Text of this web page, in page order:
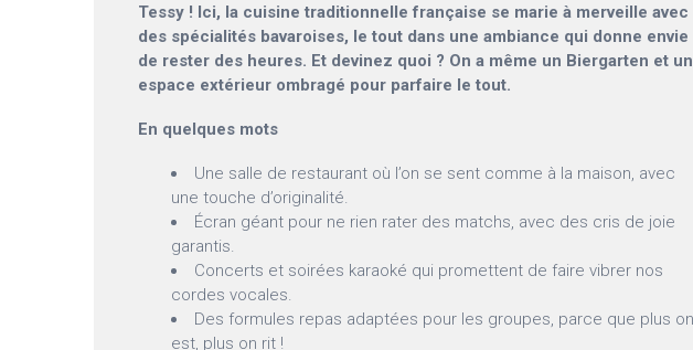
Tessy ! Ici, la cuisine traditionnelle française se marie à merveille avec
des spécialités bavaroises, le tout dans une ambiance qui donne envie
de rester des heures. Et devinez quoi ? On a même un Biergarten et un
espace extérieur ombragé pour parfaire le tout.
En quelques mots
Une salle de restaurant où l’on se sent comme à la maison, avec
une touche d’originalité.
Écran géant pour ne rien rater des matchs, avec des cris de joie
garantis.
Concerts et soirées karaoké qui promettent de faire vibrer nos
cordes vocales.
Des formules repas adaptées pour les groupes, parce que plus on
est, plus on rit !